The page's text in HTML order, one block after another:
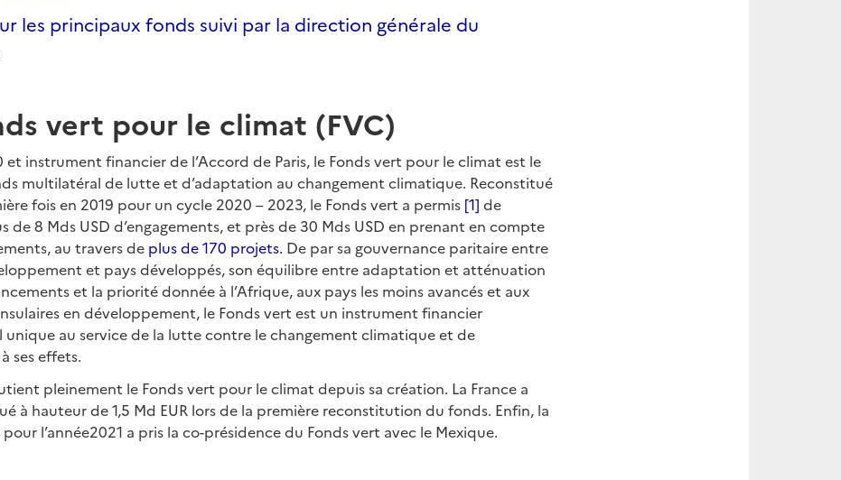
les principaux fonds suivi par la direction générale du
vert pour le climat (FVC)
et instrument financier de l’Accord de Paris, le Fonds vert pour le climat est le
multilatéral de lutte et d’adaptation au changement climatique. Reconstitué
fois en 2019 pour un cycle 2020 – 2023, le Fonds vert a permis [1] de
de 8 Mds USD d’engagements, et près de 30 Mds USD en prenant en compte
au travers de plus de 170 projets. De par sa gouvernance paritaire entre
et pays développés, son équilibre entre adaptation et atténuation
et la priorité donnée à l’Afrique, aux pays les moins avancés et aux
en développement, le Fonds vert est un instrument financier
au service de la lutte contre le changement climatique et de
ses effets.
pleinement le Fonds vert pour le climat depuis sa création. La France a
à hauteur de 1,5 Md EUR lors de la première reconstitution du fonds. Enfin, la
pour l’année2021 a pris la co-présidence du Fonds vert avec le Mexique.